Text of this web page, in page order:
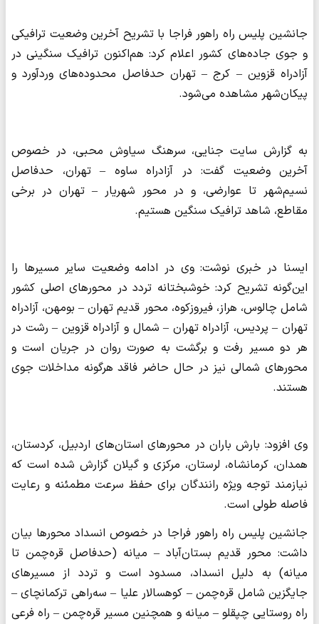
جانشین پلیس راه راهور فراجا با تشریح آخرین وضعیت ترافیکی
و جوی جاده‌های کشور اعلام کرد: هم‌اکنون ترافیک سنگینی در
آزادراه قزوین – کرج – تهران حدفاصل محدوده‌های وردآورد و
پیکان‌شهر مشاهده می‌شود.
به گزارش سایت جنایی، سرهنگ سیاوش محبی، در خصوص
آخرین وضعیت گفت: در آزادراه ساوه – تهران، حدفاصل
نسیم‌شهر تا عوارضی، و در محور شهریار – تهران در برخی
مقاطع، شاهد ترافیک سنگین هستیم.
ایسنا در خبری نوشت: وی در ادامه وضعیت سایر مسیرها را
این‌گونه تشریح کرد: خوشبختانه تردد در محورهای اصلی کشور
شامل چالوس، هراز، فیروزکوه، محور قدیم تهران – بومهن، آزادراه
تهران – پردیس، آزادراه تهران – شمال و آزادراه قزوین – رشت در
هر دو مسیر رفت و برگشت به صورت روان در جریان است و
محورهای شمالی نیز در حال حاضر فاقد هرگونه مداخلات جوی
هستند.
وی افزود: بارش باران در محورهای استان‌های اردبیل، کردستان،
همدان، کرمانشاه، لرستان، مرکزی و گیلان گزارش شده است که
نیازمند توجه ویژه رانندگان برای حفظ سرعت مطمئنه و رعایت
فاصله طولی است.
جانشین پلیس راه راهور فراجا در خصوص انسداد محورها بیان
داشت: محور قدیم بستان‌آباد – میانه (حدفاصل قره‌چمن تا
میانه) به دلیل انسداد، مسدود است و تردد از مسیرهای
جایگزین شامل قره‌چمن – کوهسالار علیا – سه‌راهی ترکمانچای –
راه روستایی چپقلو – میانه و همچنین مسیر قره‌چمن – راه فرعی